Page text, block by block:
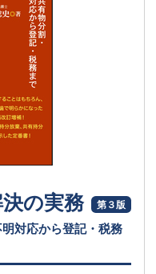
の実務 第３版
対応から登記・税務